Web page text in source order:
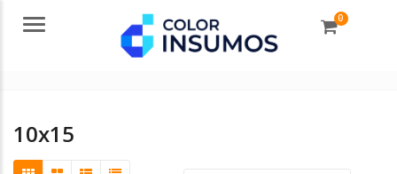
Menu 0
10x15